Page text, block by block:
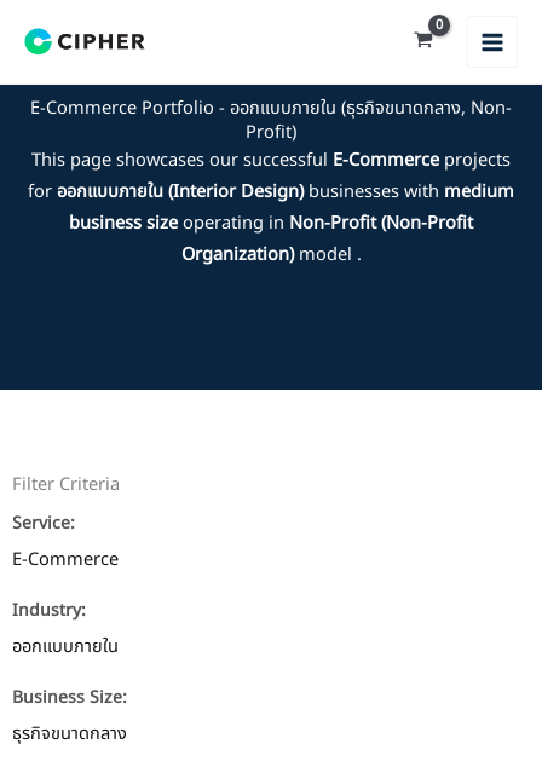
E-Commerce Portfolio - ออกแบบภายใน (ธุรกิจขนาดกลาง, Non-
Profit)
This page showcases our successful E-Commerce projects
forออกแบบภายใน (Interior Design)businesses with medium
business sizeoperating in Non-Profit (Non-Profit
Organization)model .
Filter Criteria
Service:
E-Commerce
Industry:
ออกแบบภายใน
Business Size:
ธุรกิจขนาดกลาง